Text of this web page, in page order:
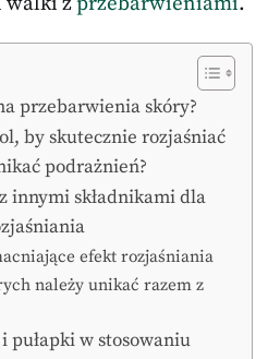
przebarwienia skóry?
by skutecznie rozjaśniać
podrażnień?
innymi składnikami dla
efekt rozjaśniania
należy unikać razem z
pułapki w stosowaniu